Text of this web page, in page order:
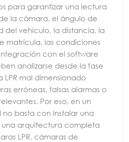
para garantizar una lectura
la cámara, el ángulo de
del vehículo, la distancia, la
matrícula, las condiciones
con el software
analizarse desde la fase
LPR mal dimensionado
erróneas, falsas alarmas o
Por eso, en un
basta con instalar una
arquitectura completa
LPR, cámaras de